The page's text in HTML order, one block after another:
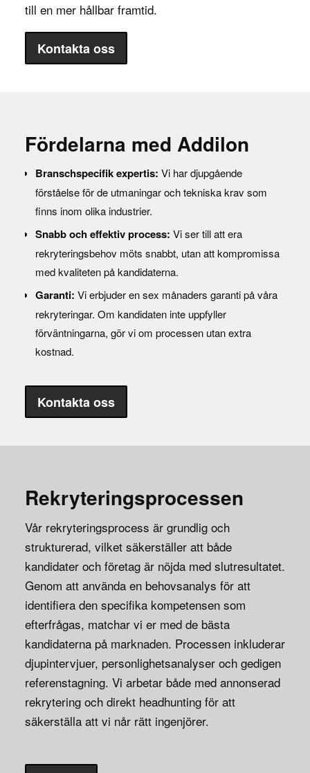
till en mer hållbar framtid.
Kontakta oss
Fördelarna med Addilon
Branschspecifik expertis: Vi har djupgående
förståelse för de utmaningar och tekniska krav som
finns inom olika industrier.
Snabb och effektiv process: Vi ser till att era
rekryteringsbehov möts snabbt, utan att kompromissa
med kvaliteten på kandidaterna.
Garanti: Vi erbjuder en sex månaders garanti på våra
rekryteringar. Om kandidaten inte uppfyller
förväntningarna, gör vi om processen utan extra
kostnad.
Kontakta oss
Rekryteringsprocessen
Vår rekryteringsprocess är grundlig och
strukturerad, vilket säkerställer att både
kandidater och företag är nöjda med slutresultatet.
Genom att använda en behovsanalys för att
identifiera den specifika kompetensen som
efterfrågas, matchar vi er med de bästa
kandidaterna på marknaden. Processen inkluderar
djupintervjuer, personlighetsanalyser och gedigen
referenstagning. Vi arbetar både med annonserad
rekrytering och direkt headhunting för att
säkerställa att vi når rätt ingenjörer.